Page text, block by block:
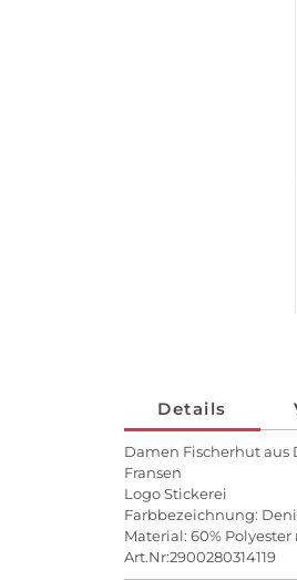
Details
Damen Fischerhut
Fransen
Logo Stickerei
Farbbezeichnung:
Material: 60% Polyester
Art.Nr:2900280314119